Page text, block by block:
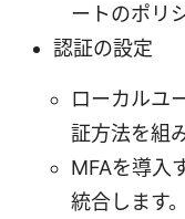
ートのポリ
認証の設定
ローカルユ
証方法を組
MFAを導入
統合します。